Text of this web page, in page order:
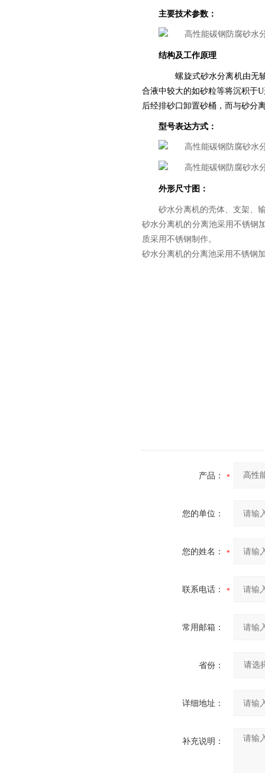
主要技术参数：
结构及工作原理
螺旋式砂水分离机由无轴
合液中较大的如砂粒等将沉积于
后经排砂口卸置砂桶，而与砂分
型号表达方式：
外形尺寸图：
砂水分离机的壳体、支架、
砂水分离机的分离池采用不锈钢
质采用不锈钢制作。
砂水分离机的分离池采用不锈钢
产品：
您的单位：
您的姓名：
联系电话：
常用邮箱：
省份：
详细地址：
补充说明：